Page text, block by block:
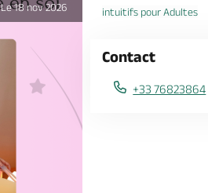
Le 18 nov 2026
intuitifs pour Adultes
Contact
+33 76823864